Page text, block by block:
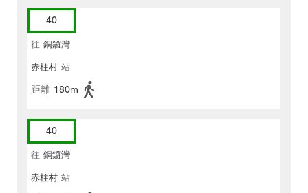
40
往 銅鑼灣
赤柱村 站
距離 180m
40
往 銅鑼灣
赤柱村 站